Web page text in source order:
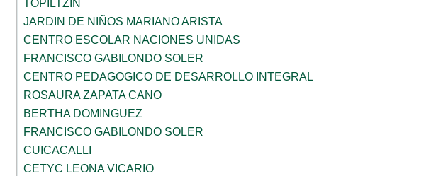
TOPILTZIN
JARDIN DE NIÑOS MARIANO ARISTA
CENTRO ESCOLAR NACIONES UNIDAS
FRANCISCO GABILONDO SOLER
CENTRO PEDAGOGICO DE DESARROLLO INTEGRAL
ROSAURA ZAPATA CANO
BERTHA DOMINGUEZ
FRANCISCO GABILONDO SOLER
CUICACALLI
CETYC LEONA VICARIO